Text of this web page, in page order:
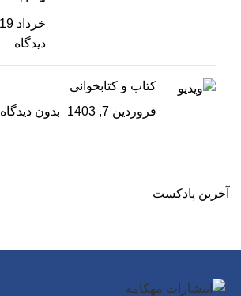
خرداد 19, 1405
دیدگاه
کتاب و کتابخوانی
فروردین 7, 1403
بدون دیدگاه
آخرین پادکست